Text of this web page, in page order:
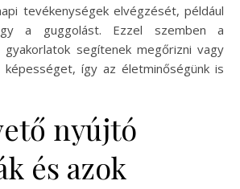
tevékenységek elvégzését, például
a guggolást. Ezzel szemben a
segítenek megőrizni vagy
így az életminőségünk is
nyújtó
és azok